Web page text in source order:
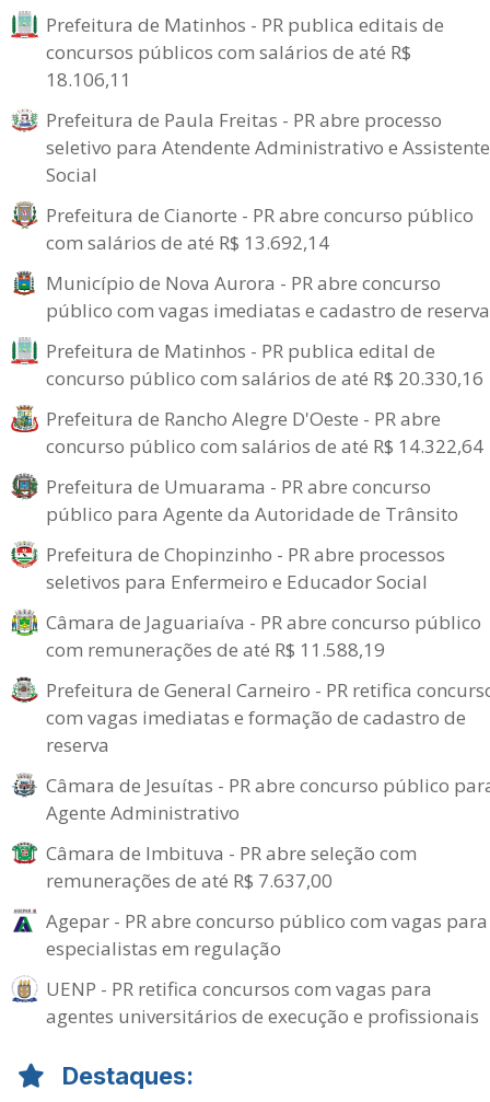
Prefeitura de Matinhos - PR publica editais de
concursos públicos com salários de até R$
18.106,11
Prefeitura de Paula Freitas - PR abre processo
seletivo para Atendente Administrativo e Assistente
Social
Prefeitura de Cianorte - PR abre concurso público
com salários de até R$ 13.692,14
Município de Nova Aurora - PR abre concurso
público com vagas imediatas e cadastro de reserva
Prefeitura de Matinhos - PR publica edital de
concurso público com salários de até R$ 20.330,16
Prefeitura de Rancho Alegre D'Oeste - PR abre
concurso público com salários de até R$ 14.322,64
Prefeitura de Umuarama - PR abre concurso
público para Agente da Autoridade de Trânsito
Prefeitura de Chopinzinho - PR abre processos
seletivos para Enfermeiro e Educador Social
Câmara de Jaguariaíva - PR abre concurso público
com remunerações de até R$ 11.588,19
Prefeitura de General Carneiro - PR retifica
com vagas imediatas e formação de cadastro de
reserva
Câmara de Jesuítas - PR abre concurso público
Agente Administrativo
Câmara de Imbituva - PR abre seleção com
remunerações de até R$ 7.637,00
Agepar - PR abre concurso público com vagas para
especialistas em regulação
UENP - PR retifica concursos com vagas para
agentes universitários de execução e profissionais
Destaques: